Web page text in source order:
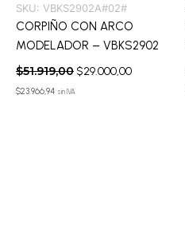
SKU: VBKS2902A#02#
CORPIÑO CON ARCO
MODELADOR – VBKS2902
$51.919,00 $29.000,00
$23.966,94 sin IVA